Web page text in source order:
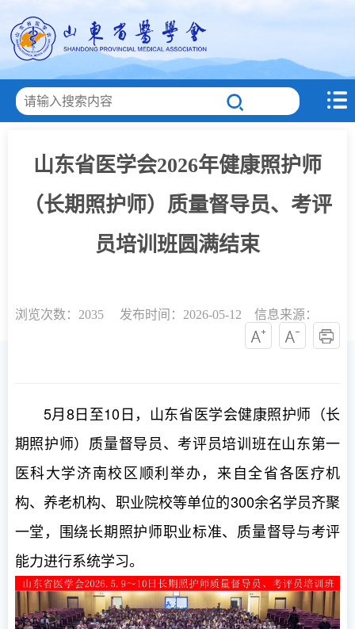
山东省医学会2026年健康照护师
（长期照护师）质量督导员、考评
员培训班圆满结束
浏览次数： 2035 发布时间：2026-05-12 信息来源：
5月8日至10日，山东省医学会健康照护师（长
期照护师）质量督导员、考评员培训班在山东第一
医科大学济南校区顺利举办，来自全省各医疗机
构、养老机构、职业院校等单位的300余名学员齐聚
一堂，围绕长期照护师职业标准、质量督导与考评
能力进行系统学习。